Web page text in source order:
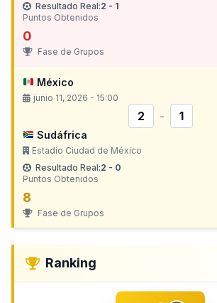
Resultado Real:2 - 1
Puntos Obtenidos
0
Fase de Grupos
México
junio 11, 2026 - 15:00
2 - 1
Sudáfrica
Estadio Ciudad de México
Resultado Real:2 - 0
Puntos Obtenidos
8
Fase de Grupos
Ranking